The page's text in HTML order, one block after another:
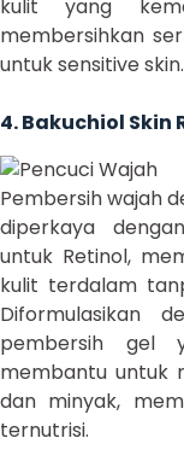
kulit yang
membersihkan
untuk sensitive skin.
4. Bakuchiol Skin
Pembersih wajah
diperkaya
untuk Retinol,
kulit terdalam
Diformulasikan
pembersih gel
membantu untuk
dan minyak,
ternutrisi.